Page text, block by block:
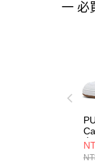
一 必